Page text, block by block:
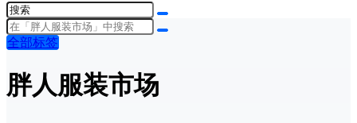
全部标签
胖人服装市场